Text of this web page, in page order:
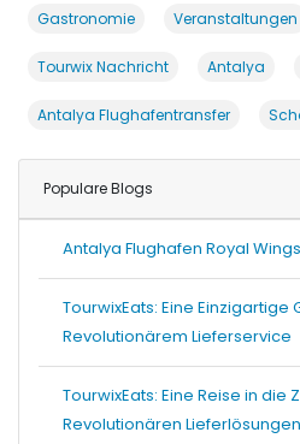
Gastronomie Veranstaltungen
Tourwix Nachricht Antalya
Antalya Flughafentransfer
Populare Blogs
Antalya Flughafen Royal
TourwixEats: Eine
Revolutionärem Lieferservice
TourwixEats: Eine Reise in die
Revolutionären